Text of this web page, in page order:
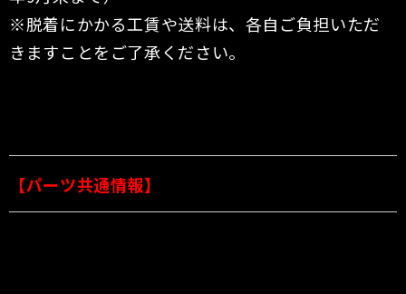
※脱着にかかる工賃や送料は、各自ご負担いただ
きますことをご了承ください。
【パーツ共通情報】